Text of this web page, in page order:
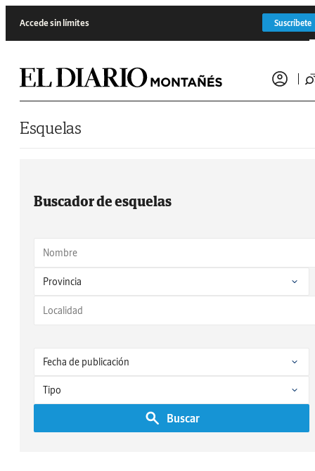
Accede sin límites Suscríbete
Esquelas
Buscador de esquelas
Buscar